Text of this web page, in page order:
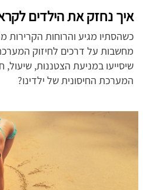
איך נחזק את הילדים
כשהסתיו מגיע והרוחות הקרירות
מחשבות על דרכים לחיזוק
שיסייעו במניעת הצטננות,
המערכת החיסונית של ילדינו?